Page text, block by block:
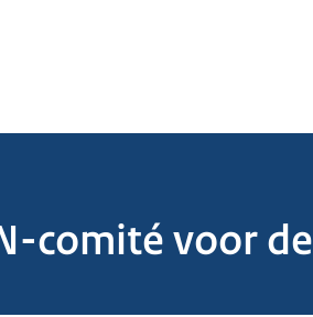
comité voor de